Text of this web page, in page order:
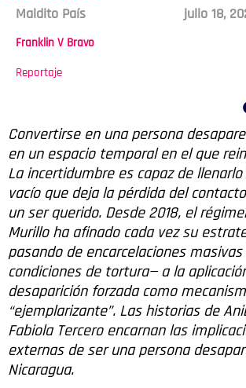
Maldito País julio 18,
Franklin V Bravo
Reportaje
Convertirse en una persona
en un espacio temporal en el que
La incertidumbre es capaz de
vacío que deja la pérdida del
un ser querido. Desde 2018, el
Murillo ha afinado cada vez su
pasando de encarcelaciones
condiciones de tortura— a la
desaparición forzada como
“ejemplarizante”. Las historias de
Fabiola Tercero encarnan las
externas de ser una persona
Nicaragua.